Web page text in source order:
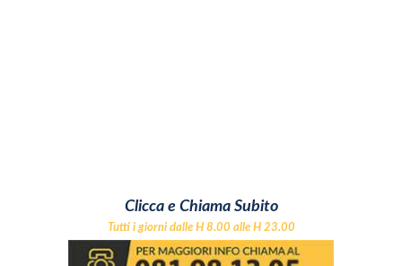
Clicca e Chiama Subito
Tutti i giorni dalle H 8.00 alle H 23.00